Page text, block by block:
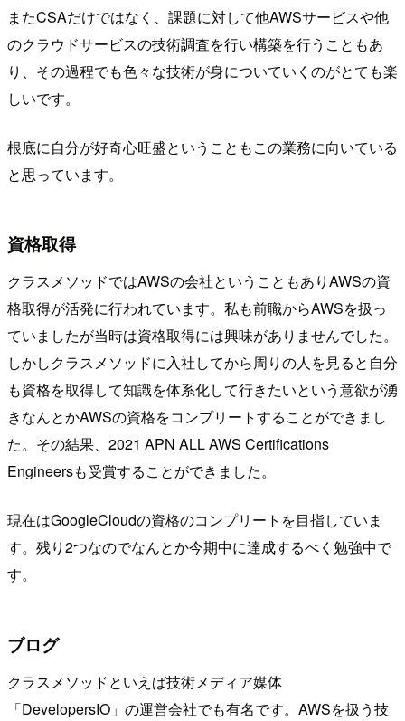
またCSAだけではなく、課題に対して他AWSサービスや他
のクラウドサービスの技術調査を行い構築を行うこともあ
り、その過程でも色々な技術が身についていくのがとても楽
しいです。
根底に自分が好奇心旺盛ということもこの業務に向いている
と思っています。
資格取得
クラスメソッドではAWSの会社ということもありAWSの資
格取得が活発に行われています。私も前職からAWSを扱っ
ていましたが当時は資格取得には興味がありませんでした。
しかしクラスメソッドに入社してから周りの人を見ると自分
も資格を取得して知識を体系化して行きたいという意欲が湧
きなんとかAWSの資格をコンプリートすることができまし
た。その結果、2021 APN ALL AWS Certifications
Engineersも受賞することができました。
現在はGoogleCloudの資格のコンプリートを目指していま
す。残り2つなのでなんとか今期中に達成するべく勉強中で
す。
ブログ
クラスメソッドといえば技術メディア媒体
「DevelopersIO」の運営会社でも有名です。AWSを扱う技